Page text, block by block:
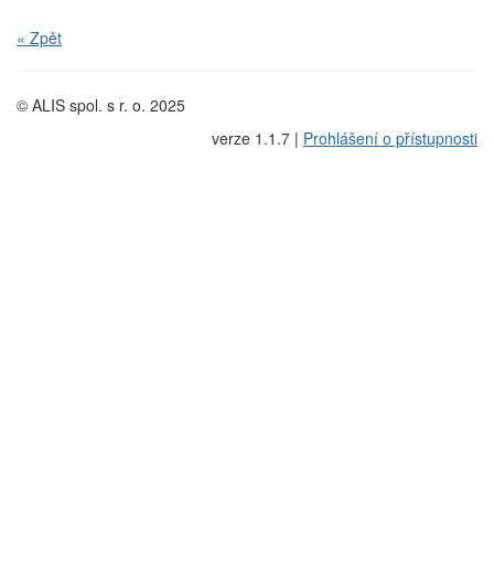
« Zpět
© ALIS spol. s r. o. 2025
verze 1.1.7 | Prohlášení o přístupnosti